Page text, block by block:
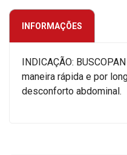
INFORMAÇÕES
INDICAÇÃO:
maneira rápida e por
desconforto abdominal.